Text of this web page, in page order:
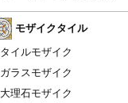
モザイクタイル
タイルモザイク
ガラスモザイク
大理石モザイク